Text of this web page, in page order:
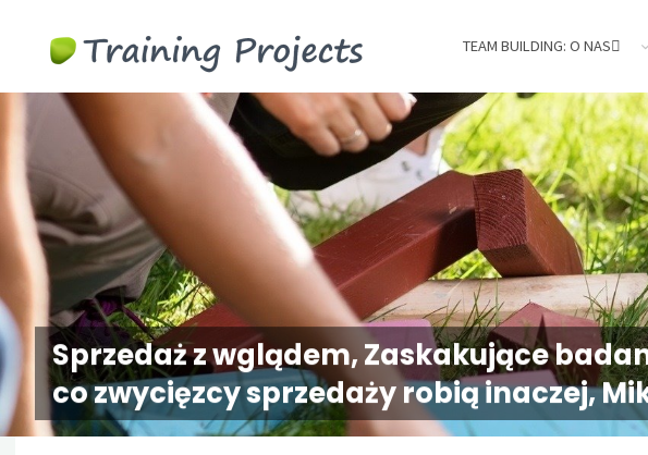
integracyjne,
team
building
TEAM BUILDING: O NAS
Sprzedaż z wglądem, Zaskakujące
co zwycięzcy sprzedaży robią inaczej,